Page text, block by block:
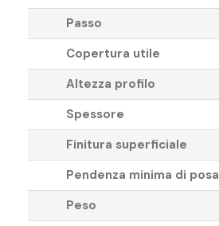
Passo
Copertura utile
Altezza profilo
Spessore
Finitura superficiale
Pendenza minima di posa
Peso